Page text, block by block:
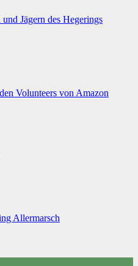
Jägern des Hegerings
Volunteers von Amazon
Allermarsch